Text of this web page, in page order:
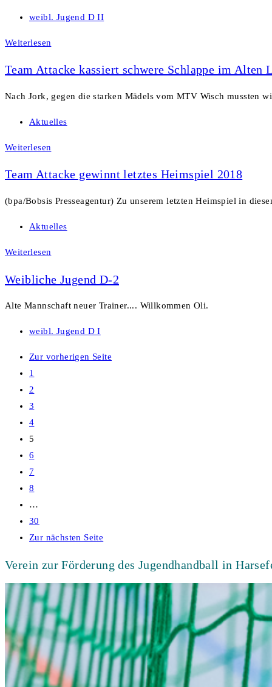
weibl. Jugend D II
Weiterlesen
Team Attacke kassiert schwere Schlappe im Alten
Nach Jork, gegen die starken Mädels vom MTV Wisch mussten
Aktuelles
Weiterlesen
Team Attacke gewinnt letztes Heimspiel 2018
(bpa/Bobsis Presseagentur) Zu unserem letzten Heimspiel in
Aktuelles
Weiterlesen
Weibliche Jugend D-2
Alte Mannschaft neuer Trainer.... Willkommen Oli.
weibl. Jugend D I
Zur vorherigen Seite
1
2
3
4
5
6
7
8
…
30
Zur nächsten Seite
Verein zur Förderung des Jugendhandball in